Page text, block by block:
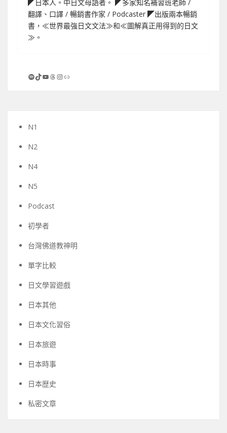
◤日本人。中日文母語者。 ◤多家知名補習班老師 /
翻譯、口譯 / 暢銷書作家 / Podcaster ◤出版兩本暢銷
書，≪世界最強日文文法≫和≪圖解真正用得到的日文
≫。
Spotify
TikTok
YouTube
Threads
Instagram
連結
N1
N2
N4
N5
Podcast
初學者
台灣佛道教神明
單字比較
日文學習遊戲
日本其他
日本文化習俗
日本旅遊
日本時事
日本歴史
私密文章